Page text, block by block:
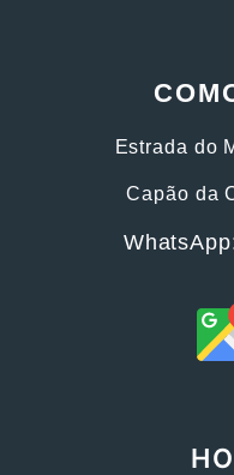
Estrada do
Capão da